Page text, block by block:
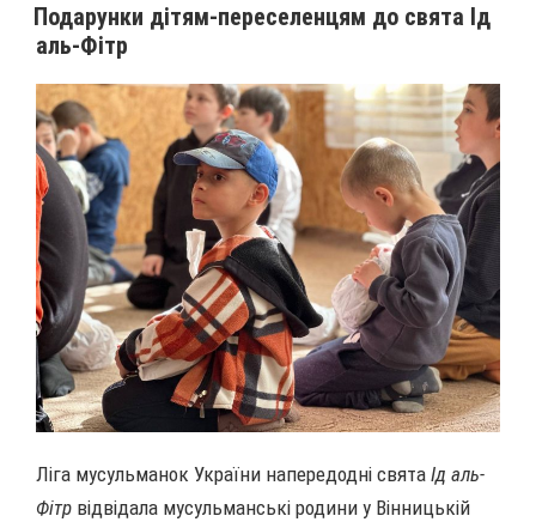
Подарунки дітям-переселенцям до свята Ід
аль-Фітр
Ліга мусульманок України напередодні свята Ід аль-
Фітр відвідала мусульманські родини у Вінницькій